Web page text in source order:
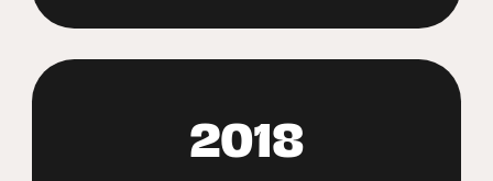
2018